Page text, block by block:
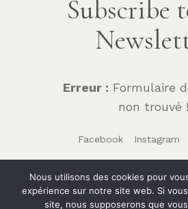
Subscribe
Erreur : Formulaire
non trouvé !
Facebook Instagram
Nous utilisons des cookies pour
expérience sur notre site web. Si
site, nous supposerons que